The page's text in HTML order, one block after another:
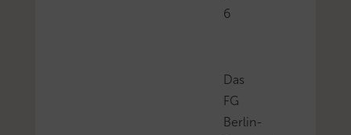
6
Das
FG
Berlin-